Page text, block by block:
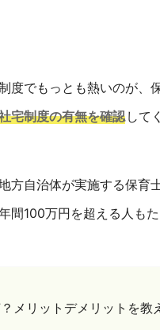
度でもっとも熱いのが、
宅制度の有無を確認 して
方自治体が実施する保育
間100万円を超える人もた
メリットデメリットを教